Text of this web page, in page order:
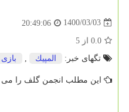
1400/03/03
20:49:06
0.0 از 5
تگهای خبر:
المپیك بازی
این مطلب انجمن گلف را می